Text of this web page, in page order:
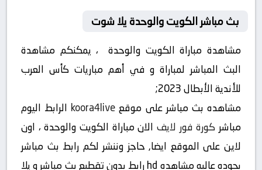
بث مباشر الكويت والوحدة يلا شوت
مشاهدة مباراة الكويت والوحدة ، يمكنكم مشاهدة
البث المباشر لمباراة و في أهم مباريات كأس العرب
للأندية الأبطال 2023;
مشاهده بث مباشر على موقع koora4live الرابط اليوم
مباشر كورة فور لايف الان مباراة الكويت والوحدة ، اون
لاين على الموقع ايضا, حاجز وننشر لكم رابط بث مباشر
بجوده عاليه مشاهده hd رابط بدون تقطيع بث مباشر و يلا